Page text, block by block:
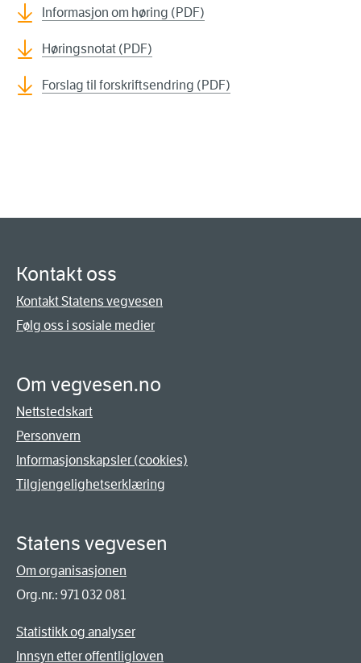
Informasjon om høring (PDF)
Høringsnotat (PDF)
Forslag til forskriftsendring (PDF)
Kontakt oss
Kontakt Statens vegvesen
Følg oss i sosiale medier
Om vegvesen.no
Nettstedskart
Personvern
Informasjonskapsler (cookies)
Tilgjengelighetserklæring
Statens vegvesen
Om organisasjonen
Org.nr.: 971 032 081
Statistikk og analyser
Innsyn etter offentligloven